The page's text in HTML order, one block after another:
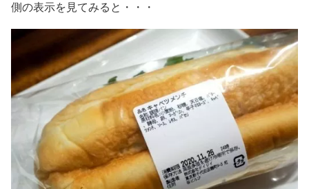
側の表示を見てみると・・・